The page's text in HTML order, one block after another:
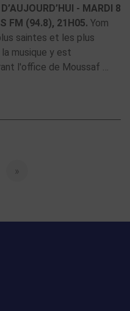
- MARDI 8
FM (94.8), 21H05. Yom
saintes et les plus
musique y est
l'office de Moussaf …
»